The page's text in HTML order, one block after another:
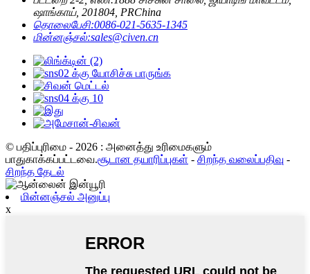
ஷாங்காய், 201804, PRChina
தொலைபேசி:0086-021-5635-1345
மின்னஞ்சல்:sales@civen.cn
© பதிப்புரிமை - 2026 : அனைத்து உரிமைகளும்
பாதுகாக்கப்பட்டவை.சூடான தயாரிப்புகள் - சிறந்த வலைப்பதிவு -
சிறந்த தேடல்
மின்னஞ்சல் அனுப்பு
x